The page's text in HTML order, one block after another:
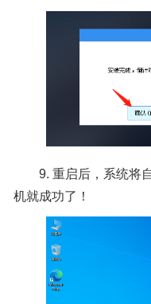
9. 重启后，系统将自
机就成功了！